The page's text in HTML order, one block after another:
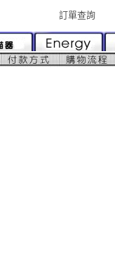
訂單查詢